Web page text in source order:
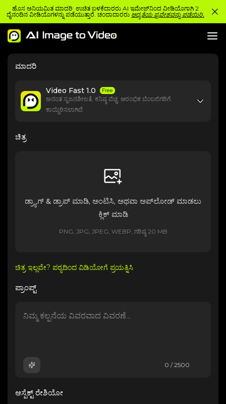
ಹೊಸ ಅನಿಯಮಿತ ಮಾದರಿ: ಉಚಿತ ಬಳಕೆದಾರರು AI ಇಮೇಜ್‌ನಿಂದ ವೀಡಿಯೊಗಾಗಿ 2
ದೈನಂದಿನ ವೀಡಿಯೊಗಳನ್ನು ಪಡೆಯುತ್ತಾರೆ. ಚಂದಾದಾರರು ಆದ್ಯತೆಯ ಪ್ರವೇಶವನ್ನು ಪಡೆಯಿರಿ.
ಮಾದರಿ
Video Fast 1.0 Free
ಅನಂತ ಸೃಜನಶೀಲತೆ, ಕನಿಷ್ಠ ವೆಚ್ಚ. ಆರಂಭಿಕ ಬೆಂಬಲಿಗರಿಗೆ
ಕಾಯ್ದಿರಿಸಲಾಗಿದೆ
ಚಿತ್ರ
ಡ್ರ್ಯಾಗ್ & ಡ್ರಾಪ್ ಮಾಡಿ, ಅಂಟಿಸಿ, ಅಥವಾ ಅಪ್‌ಲೋಡ್ ಮಾಡಲು
ಕ್ಲಿಕ್ ಮಾಡಿ
PNG, JPG, JPEG, WEBP, ಗರಿಷ್ಠ 20 MB
ಚಿತ್ರ ಇಲ್ಲವೇ? ಪಠ್ಯದಿಂದ ವಿಡಿಯೋಗೆ ಪ್ರಯತ್ನಿಸಿ
ಪ್ರಾಂಪ್ಟ್
0 / 2500
ಆಸ್ಪೆಕ್ಟ್ ರೇಶಿಯೋ